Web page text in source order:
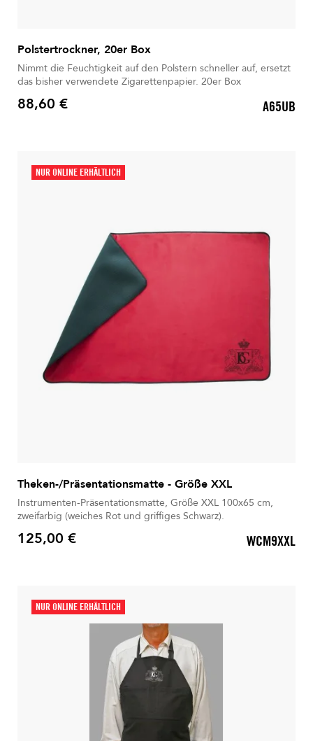
Polstertrockner, 20er Box
Nimmt die Feuchtigkeit auf den Polstern schneller auf, ersetzt
das bisher verwendete Zigarettenpapier. 20er Box
Preis
88,60 € A65UB
NUR ONLINE ERHÄLTLICH
Theken-/Präsentationsmatte - Größe XXL
Instrumenten-Präsentationsmatte, Größe XXL 100x65 cm,
zweifarbig (weiches Rot und griffiges Schwarz).
Preis
125,00 € WCM9XXL
NUR ONLINE ERHÄLTLICH